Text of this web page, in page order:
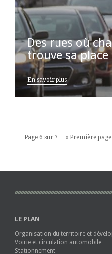
Des rues où
trouve sa place
En savoir plus
Page 6 sur 7 « Première page
LE PLAN
Organisation du territoire et
Voirie et circulation automobile
Stationnement